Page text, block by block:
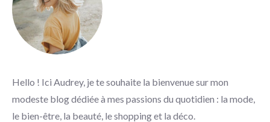
Hello ! Ici Audrey, je te souhaite la bienvenue sur mon
modeste blog dédiée à mes passions du quotidien : la mode,
le bien-être, la beauté, le shopping et la déco.